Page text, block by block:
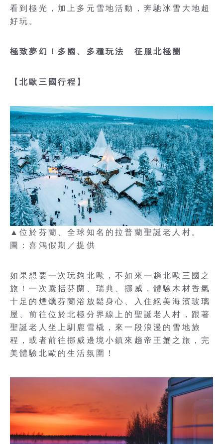
看到極光，加上多元雪地活動，奔馳冰雪大地超
好玩。
極致夢幻！多國、多種玩法 征服北極圈
【北歐三國行程】
▲位於芬蘭、全球知名的拉普蘭聖誕老人村。
圖：喜鴻假期／提供
如果想要一次玩夠北歐，不如來一趟北歐三國之
旅！一次囊括芬蘭、瑞典、挪威，體驗木材香氣
十足的煙燻芬蘭浴放鬆身心、入住絕美海濱玻璃
屋、前往位於北極分界線上的聖誕老人村，跟著
聖誕老人坐上馴鹿雪橇，來一段浪漫的雪地旅
程，或者前往挪威邊境小鎮來趟帝王蟹之旅，完
美體驗北歐的生活氛圍！